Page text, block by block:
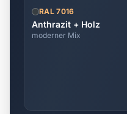
RAL 7016
Anthrazit + Holz
moderner Mix